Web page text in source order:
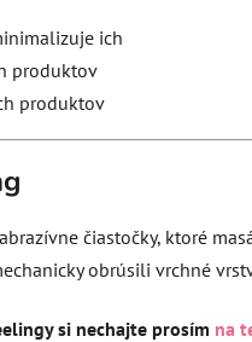
ich
produktov
produktov
čiastočky, ktoré
obrúsili vrchné
si nechajte prosím na